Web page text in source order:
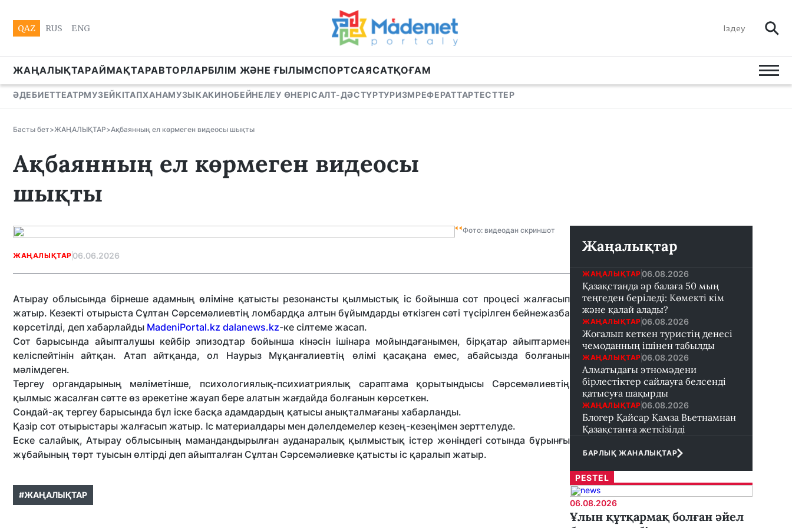
QAZ RUS ENG
ЖАҢАЛЫҚТАРАЙМАҚТАРАВТОРЛАРБІЛІМ ЖӘНЕ ҒЫЛЫМСПОРТСАЯСАТҚОҒАМ
ӘДЕБИЕТТЕАТРМУЗЕЙКІТАПХАНАМУЗЫКАКИНОБЕЙНЕЛЕУ ӨНЕРІСАЛТ-ДӘСТҮРТУРИЗМРЕФЕРАТТАРТЕСТТЕР
Басты бет>ЖАҢАЛЫҚТАР>Ақбаянның ел көрмеген видеосы шықты
Ақбаянның ел көрмеген видеосы
шықты
Фото: видеодан скриншот
ЖАҢАЛЫҚТАР 06.06.2026
Атырау облысында бірнеше адамның өліміне қатысты резонансты қылмыстық іс бойынша сот процесі жалғасып
жатыр. Кезекті отырыста Сұлтан Сәрсемәлиевтің ломбардқа алтын бұйымдарды өткізген сәті түсірілген бейнежазба
көрсетілді, деп хабарлайды MadeniPortal.kz dalanews.kz-ке сілтеме жасап.
Сот барысында айыпталушы кейбір эпизодтар бойынша кінәсін ішінара мойындағанымен, бірқатар айыптармен
келіспейтінін айтқан. Атап айтқанда, ол Наурыз Мұқанғалиевтің өлімі қасақана емес, абайсызда болғанын
мәлімдеген.
Тергеу органдарының мәліметінше, психологиялық-психиатриялық сараптама қорытындысы Сәрсемәлиевтің
қылмыс жасалған сәтте өз әрекетіне жауап бере алатын жағдайда болғанын көрсеткен.
Сондай-ақ тергеу барысында бұл іске басқа адамдардың қатысы анықталмағаны хабарланды.
Қазір сот отырыстары жалғасып жатыр. Іс материалдары мен дәлелдемелер кезең-кезеңімен зерттелуде.
Еске салайық, Атырау облысының мамандандырылған ауданаралық қылмыстық істер жөніндегі сотында бұрынғы
жұбайының төрт туысын өлтірді деп айыпталған Сұлтан Сәрсемәлиевке қатысты іс қаралып жатыр.
#ЖАҢАЛЫҚТАР
Жаңалықтар
ЖАҢАЛЫҚТАР 06.08.2026
Қазақстанда әр балаға 50 мың
теңгеден беріледі: Көмекті кім
және қалай алады?
ЖАҢАЛЫҚТАР 06.08.2026
Жоғалып кеткен туристің денесі
чемоданның ішінен табылды
ЖАҢАЛЫҚТАР 06.08.2026
Алматыдағы этномәдени
бірлестіктер сайлауға белсенді
қатысуға шақырды
ЖАҢАЛЫҚТАР 06.08.2026
Блогер Қайсар Қамза Вьетнамнан
Қазақстанға жеткізілді
БАРЛЫҚ ЖАНАЛЫҚТАР
PESTEL
06.08.2026
Ұлын құтқармақ болған әйел